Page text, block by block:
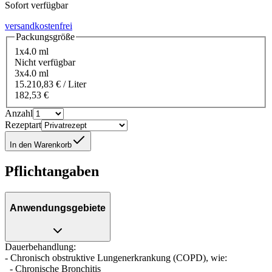
Sofort verfügbar
versandkostenfrei
Packungsgröße
1x4.0 ml
Nicht verfügbar
3x4.0 ml
15.210,83 € / Liter
182,53 €
Anzahl
Rezeptart
In den Warenkorb
Pflichtangaben
Anwendungsgebiete
Dauerbehandlung:
- Chronisch obstruktive Lungenerkrankung (COPD), wie:
- Chronische Bronchitis